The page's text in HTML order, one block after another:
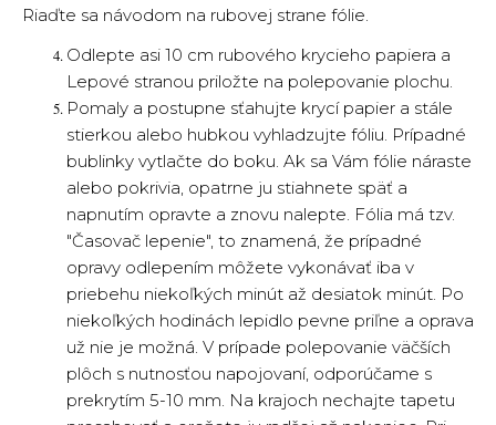
Riaďte sa návodom na rubovej strane fólie.
Odlepte asi 10 cm rubového krycieho papiera a
Lepové stranou priložte na polepovanie plochu.
Pomaly a postupne sťahujte krycí papier a stále
stierkou alebo hubkou vyhladzujte fóliu. Prípadné
bublinky vytlačte do boku. Ak sa Vám fólie náraste
alebo pokrivia, opatrne ju stiahnete späť a
napnutím opravte a znovu nalepte. Fólia má tzv.
"Časovač lepenie", to znamená, že prípadné
opravy odlepením môžete vykonávať iba v
priebehu niekoľkých minút až desiatok minút. Po
niekoľkých hodinách lepidlo pevne priľne a oprava
už nie je možná. V prípade polepovanie väčších
plôch s nutnosťou napojovaní, odporúčame s
prekrytím 5-10 mm. Na krajoch nechajte tapetu